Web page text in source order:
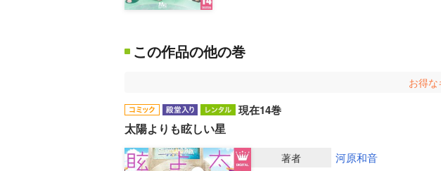
この作品の他の巻
お得な
現在14巻
太陽よりも眩しい星
著者 河原和音